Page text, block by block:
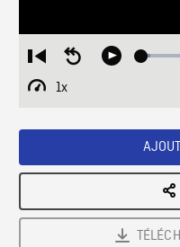
Restart
from
beginning
Seek
Play
1x
Playback